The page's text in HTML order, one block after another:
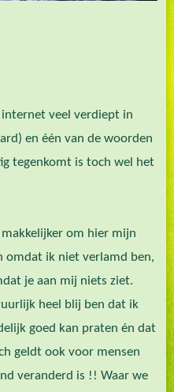
veel verdiept in
en één van de woorden
tegenkomt is toch wel het
om hier mijn
omdat ik niet verlamd ben,
je aan mij niets ziet.
heel blij ben dat ik
goed kan praten én dat
geldt ook voor mensen
veranderd is !! Waar we